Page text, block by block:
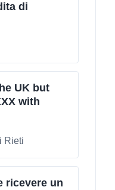
di
UK but
with
Rieti
ricevere un